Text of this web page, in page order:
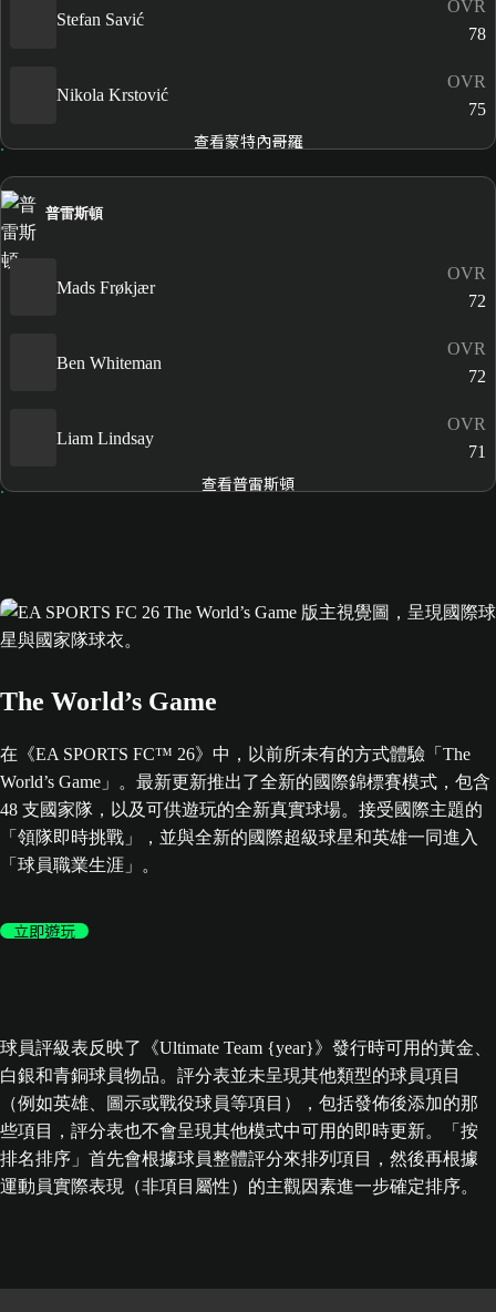
Stefan Savić
OVR
78
Nikola Krstović
OVR
75
查看蒙特內哥羅
普雷斯頓
Mads Frøkjær
OVR
72
Ben Whiteman
OVR
72
Liam Lindsay
OVR
71
查看普雷斯頓
The World’s Game
在《EA SPORTS FC™ 26》中，以前所未有的方式體驗「The
World’s Game」。最新更新推出了全新的國際錦標賽模式，包含
48 支國家隊，以及可供遊玩的全新真實球場。接受國際主題的
「領隊即時挑戰」，並與全新的國際超級球星和英雄一同進入
「球員職業生涯」。
立即遊玩
球員評級表反映了《Ultimate Team {year}》發行時可用的黃金、
白銀和青銅球員物品。評分表並未呈現其他類型的球員項目
（例如英雄、圖示或戰役球員等項目），包括發佈後添加的那
些項目，評分表也不會呈現其他模式中可用的即時更新。「按
排名排序」首先會根據球員整體評分來排列項目，然後再根據
運動員實際表現（非項目屬性）的主觀因素進一步確定排序。